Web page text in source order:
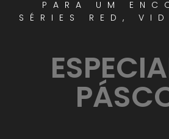
PARA UM
SÉRIES RED ,